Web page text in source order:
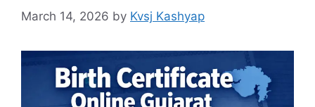
March 14, 2026 by Kvsj Kashyap